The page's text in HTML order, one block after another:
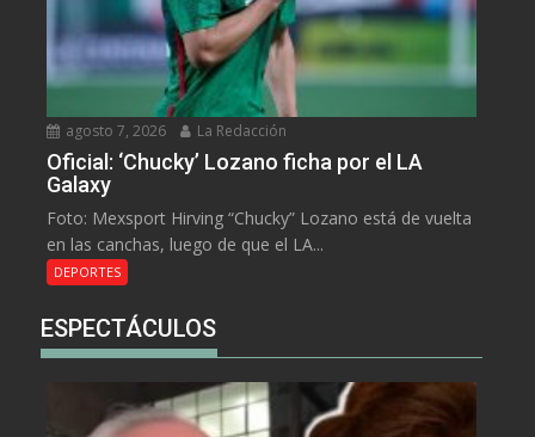
agosto 7, 2026 La Redacción
Oficial: ‘Chucky’ Lozano ficha por el LA
Galaxy
Foto: Mexsport Hirving “Chucky” Lozano está de vuelta
en las canchas, luego de que el LA...
DEPORTES
ESPECTÁCULOS